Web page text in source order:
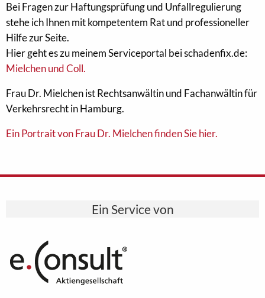
Bei Fragen zur Haftungsprüfung und Unfallregulierung
stehe ich Ihnen mit kompetentem Rat und professioneller
Hilfe zur Seite.
Hier geht es zu meinem Serviceportal bei schadenfix.de:
Mielchen und Coll.
Frau Dr. Mielchen ist Rechtsanwältin und Fachanwältin für
Verkehrsrecht in Hamburg.
Ein Portrait von Frau Dr. Mielchen finden Sie hier.
Ein Service von